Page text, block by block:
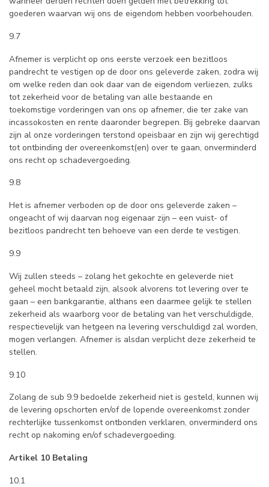
goederen waarvan wij ons de eigendom hebben voorbehouden.
9.7
Afnemer is verplicht op ons eerste verzoek een bezitloos
pandrecht te vestigen op de door ons geleverde zaken, zodra wij
om welke reden dan ook daar van de eigendom verliezen, zulks
tot zekerheid voor de betaling van alle bestaande en
toekomstige vorderingen van ons op afnemer, die ter zake van
incassokosten en rente daaronder begrepen. Bij gebreke daarvan
zijn al onze vorderingen terstond opeisbaar en zijn wij gerechtigd
tot ontbinding der overeenkomst(en) over te gaan, onverminderd
ons recht op schadevergoeding.
9.8
Het is afnemer verboden op de door ons geleverde zaken –
ongeacht of wij daarvan nog eigenaar zijn – een vuist- of
bezitloos pandrecht ten behoeve van een derde te vestigen.
9.9
Wij zullen steeds – zolang het gekochte en geleverde niet
geheel mocht betaald zijn, alsook alvorens tot levering over te
gaan – een bankgarantie, althans een daarmee gelijk te stellen
zekerheid als waarborg voor de betaling van het verschuldigde,
respectievelijk van hetgeen na levering verschuldigd zal worden,
mogen verlangen. Afnemer is alsdan verplicht deze zekerheid te
stellen.
9.10
Zolang de sub 9.9 bedoelde zekerheid niet is gesteld, kunnen wij
de levering opschorten en/of de lopende overeenkomst zonder
rechterlijke tussenkomst ontbonden verklaren, onverminderd ons
recht op nakoming en/of schadevergoeding.
Artikel 10 Betaling
10.1